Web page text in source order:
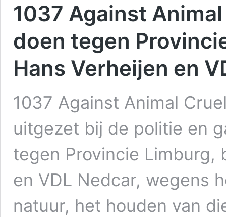
1037 Against
doen tegen
Hans Verheijen en
1037 Against Animal
uitgezet bij de politie en
tegen Provincie Limburg,
en VDL Nedcar, wegens
natuur, het houden van